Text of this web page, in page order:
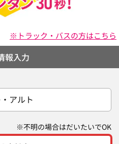
※トラック・バスの方はこちら
報入力
アルト
※不明の場合はだいたいでOK